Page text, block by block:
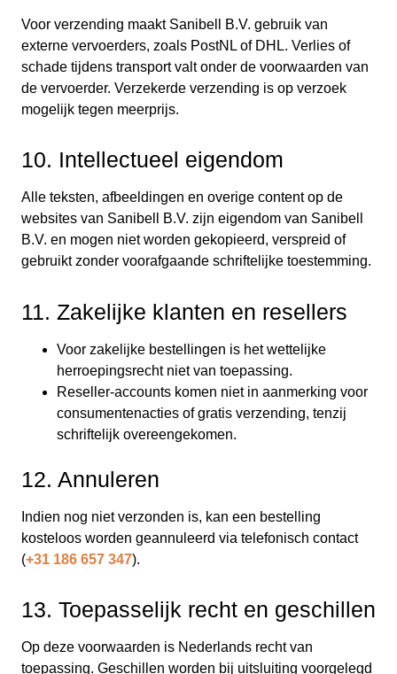
Voor verzending maakt Sanibell B.V. gebruik van
externe vervoerders, zoals PostNL of DHL. Verlies of
schade tijdens transport valt onder de voorwaarden van
de vervoerder. Verzekerde verzending is op verzoek
mogelijk tegen meerprijs.
10. Intellectueel eigendom
Alle teksten, afbeeldingen en overige content op de
websites van Sanibell B.V. zijn eigendom van Sanibell
B.V. en mogen niet worden gekopieerd, verspreid of
gebruikt zonder voorafgaande schriftelijke toestemming.
11. Zakelijke klanten en resellers
Voor zakelijke bestellingen is het wettelijke
herroepingsrecht niet van toepassing.
Reseller-accounts komen niet in aanmerking voor
consumentenacties of gratis verzending, tenzij
schriftelijk overeengekomen.
12. Annuleren
Indien nog niet verzonden is, kan een bestelling
kosteloos worden geannuleerd via telefonisch contact
(+31 186 657 347).
13. Toepasselijk recht en geschillen
Op deze voorwaarden is Nederlands recht van
toepassing. Geschillen worden bij uitsluiting voorgelegd